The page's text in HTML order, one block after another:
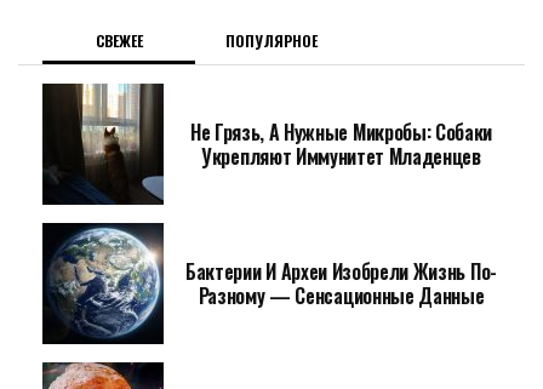
СВЕЖЕЕ ПОПУЛЯРНОЕ
Не Грязь, А Нужные Микробы: Собаки
Укрепляют Иммунитет Младенцев
Бактерии И Археи Изобрели Жизнь По-
Разному — Сенсационные Данные